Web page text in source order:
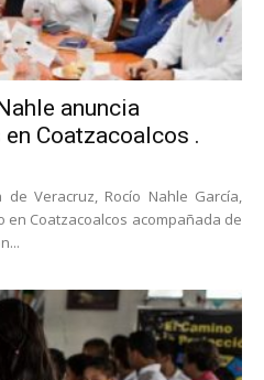
anuncia
Coatzacoalcos .
de Veracruz, Rocío Nahle García,
Coatzacoalcos acompañada de